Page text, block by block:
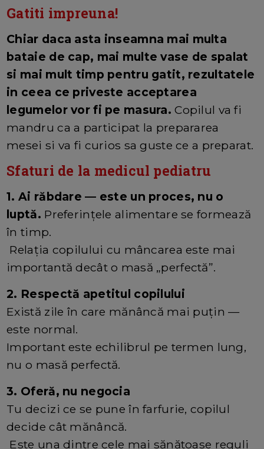
Gatiti impreuna!
Chiar daca asta inseamna mai multa
bataie de cap, mai multe vase de spalat
si mai mult timp pentru gatit, rezultatele
in ceea ce priveste acceptarea
legumelor vor fi pe masura.Copilul va fi
mandru ca a participat la prepararea
mesei si va fi curios sa guste ce a preparat.
Sfaturi de la medicul pediatru
1. Ai răbdare — este un proces, nu o
luptă. Preferințele alimentare se formează
în timp.
Relația copilului cu mâncarea este mai
importantă decât o masă „perfectă”.
2. Respectă apetitul copilului
Există zile în care mănâncă mai puțin —
este normal.
Important este echilibrul pe termen lung,
nu o masă perfectă.
3. Oferă, nu negocia
Tu decizi ce se pune în farfurie, copilul
decide cât mănâncă.
Este una dintre cele mai sănătoase reguli